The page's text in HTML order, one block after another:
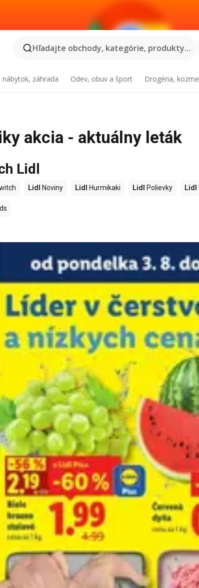
Hľadajte obchody, kategórie, produkty...
nábytok, záhrada Odev, obuv a šport Drogéria,
akcia - aktuálny leták
Lidl
Lidl Noviny Lidl Hurmikaki Lidl Polievky Lidl